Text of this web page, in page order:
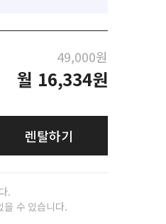
49,000원
월 16,334원
렌탈하기
.
수 있습니다.